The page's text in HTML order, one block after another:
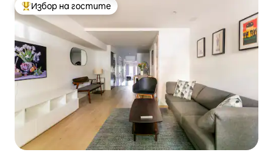
Най-популярен избор на гостите
Избор на гостите